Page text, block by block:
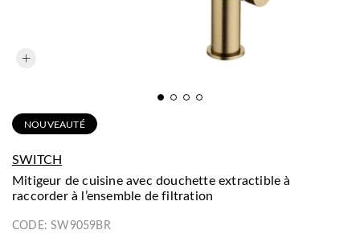
NOUVEAUTÉ
SWITCH
mitigeur de cuisine avec douchette extractible à
raccorder à l’ensemble de filtration
CODE:SW9059BR